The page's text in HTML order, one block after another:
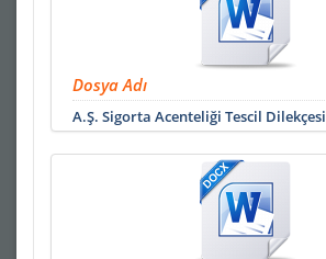
Dosya Adı
A.Ş. Sigorta Acenteliği Tescil Dilekçesi